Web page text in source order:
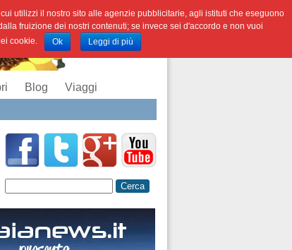
Blog Viaggi
utilizzi il nostro sito alle agenzie pubblicitarie, agli istituti che eseguono
fruizione dei nostri contenuti; se invece sei d'accordo e non vuoi
cookie. Ok Leggi di più